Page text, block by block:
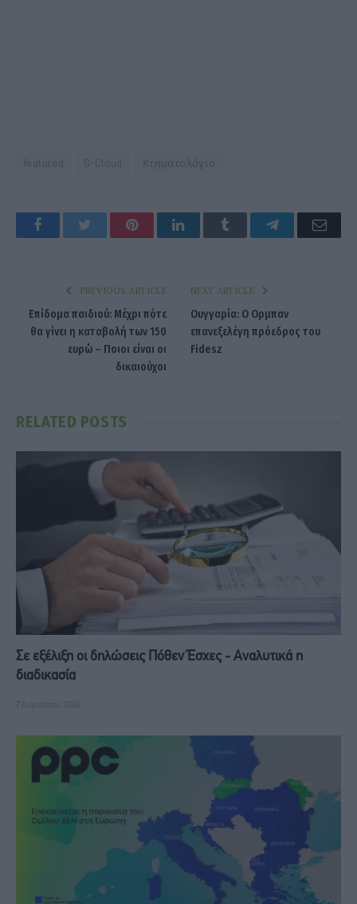
Κτηματολόγιο
Facebook Twitter PinterestLinkedIn Tumblr Telegram
PREVIOUS ARTICLE
Επίδομα παιδιού: Μέχρι πότε
θα γίνει η καταβολή των 150
ευρώ – Ποιοι είναι οι
δικαιούχοι
NEXT ARTICLE
Ουγγαρία: Ο Ορμπαν
επανεξελέγη πρόεδρος του
Fidesz
RELATED POSTS
Σε εξέλιξη οι δηλώσεις Πόθεν Έσχες - Αναλυτικά η
διαδικασία
7 Αυγούστου, 2026